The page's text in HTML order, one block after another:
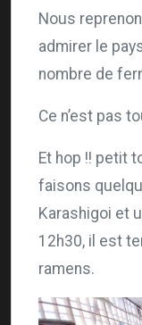
Nous
admirer le
nombre de
Ce n’est pas
Et hop !! petit
faisons
Karashigoi et
12h30, il est
ramens.